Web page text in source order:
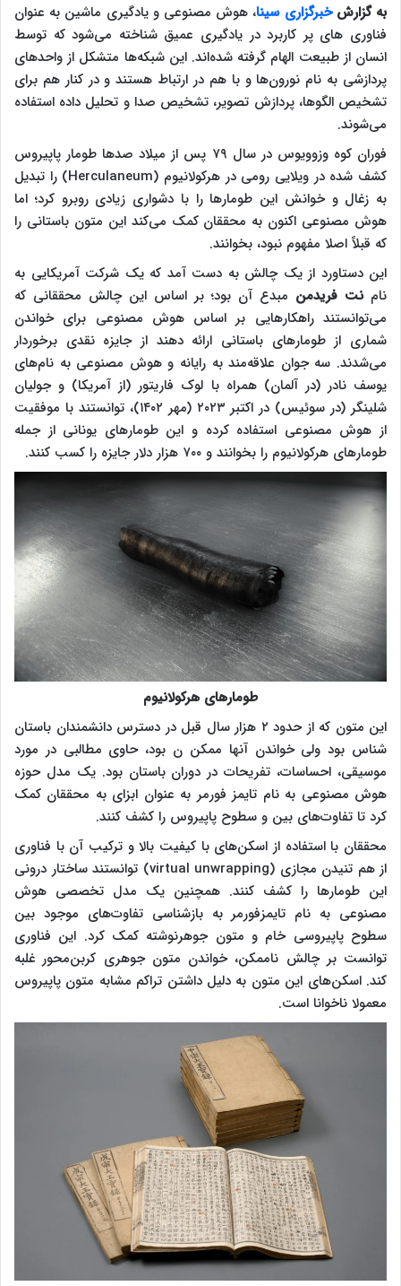
به گزارشخبرگزاری سینا، هوش مصنوعی و یادگیری ماشین به عنوان
فناوری های پر کاربرد در یادگیری عمیق شناخته می‌شود که توسط
انسان از طبیعت الهام گرفته شده‌اند. این شبکه‌ها متشکل از واحدهای
پردازشی به نام نورون‌ها و با هم در ارتباط هستند و در کنار هم برای
تشخیص الگوها، پردازش تصویر، تشخیص صدا و تحلیل داده‌ استفاده
می‌شوند.
فوران کوه وزوویوس در سال ۷۹ پس از میلاد صدها طومار پاپیروس
کشف شده در ویلایی رومی در هرکولانیوم (Herculaneum) را تبدیل
به زغال و خوانش این طومارها را با دشواری زیادی روبرو کرد؛ اما
هوش مصنوعی اکنون به محققان کمک می‌کند این متون باستانی را
که قبلاً اصلا مفهوم نبود، بخوانند.
این دستاورد از یک چالش به دست آمد که یک شرکت آمریکایی به
نام نت فریدمن مبدع آن بود؛ بر اساس این چالش محققانی که
می‌توانستند راهکارهایی بر اساس هوش مصنوعی برای خواندن
شماری از طومارهای باستانی ارائه دهند از جایزه نقدی برخوردار
می‌شدند. سه جوان علاقه‌مند به رایانه و هوش مصنوعی به نام‌های
یوسف نادر (در آلمان) همراه با لوک فاریتور (از آمریکا) و جولیان
شلینگر (در سوئیس) در اکتبر ۲۰۲۳ (مهر ۱۴۰۲)، توانستند با موفقیت
از هوش مصنوعی استفاده کرده و این طومارهای یونانی از جمله
طومارهای هرکولانیوم را بخوانند و ۷۰۰ هزار دلار جایزه را کسب کنند.
طومارهای هرکولانیوم
این متون که از حدود ۲ هزار سال قبل در دسترس دانشمندان باستان
شناس بود ولی خواندن آنها ممکن ن بود، حاوی مطالبی در مورد
موسیقی، احساسات، تفریحات در دوران باستان بود. یک مدل حوزه
هوش مصنوعی به نام تایمز فورمر به عنوان ابزای به محققان کمک
کرد تا تفاوت‌های بین و سطوح پاپیروس را کشف کنند.
محققان با استفاده از اسکن‌های با کیفیت بالا و ترکیب آن با فناوری
از هم تنیدن مجازی (virtual unwrapping) توانستند ساختار درونی
این طومارها را کشف کنند. همچنین یک مدل تخصصی هوش
مصنوعی به نام تایمزفورمر به بازشناسی تفاوت‌های موجود بین
سطوح پاپیروسی خام و متون جوهرنوشته کمک کرد. این فناوری
توانست بر چالش‌ ناممکن، خواندن متون جوهری کربن‌محور غلبه
کند. اسکن‌های این متون به دلیل داشتن تراکم مشابه متون پاپیروس
معمولا ناخوانا است.